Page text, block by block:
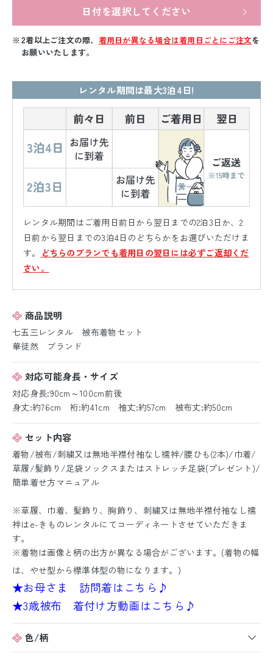
日付を選択してください
2着以上ご注文の際、 着用日が異なる場合は着用日ごとにご注文を
お願いいたします。
レンタル期間は最大3泊4日!
レンタル期間はご着用日前日から翌日までの2泊3日か、2
日前から翌日までの3泊4日のどちらかをお選びいただけま
す。
どちらのプランでも着用日の翌日には必ずご返却くだ
さい。
商品説明
七五三レンタル 被布着物セット
華徒然 ブランド
対応可能身長・サイズ
対応身長:90cm～100cm前後
身丈:約76cm 裄:約41cm 袖丈:約57cm 被布丈:約50cm
セット内容
着物/被布/刺繍又は無地半襟付袖なし襦袢/腰ひも(2本)/巾着/
草履/髪飾り/足袋ソックスまたはストレッチ足袋(プレゼント)/
簡単着せ方マニュアル
※草履、巾着、髪飾り、胸飾り、刺繍又は無地半襟付袖なし襦
袢はe-きものレンタルにてコーディネートさせていただきま
す。
※着物は画像と柄の出方が異なる場合がございます。(着物の幅
は、やせ型から標準体型の物になります。)
★お母さま 訪問着はこちら♪
★3歳被布 着付け方動画はこちら♪
色/柄